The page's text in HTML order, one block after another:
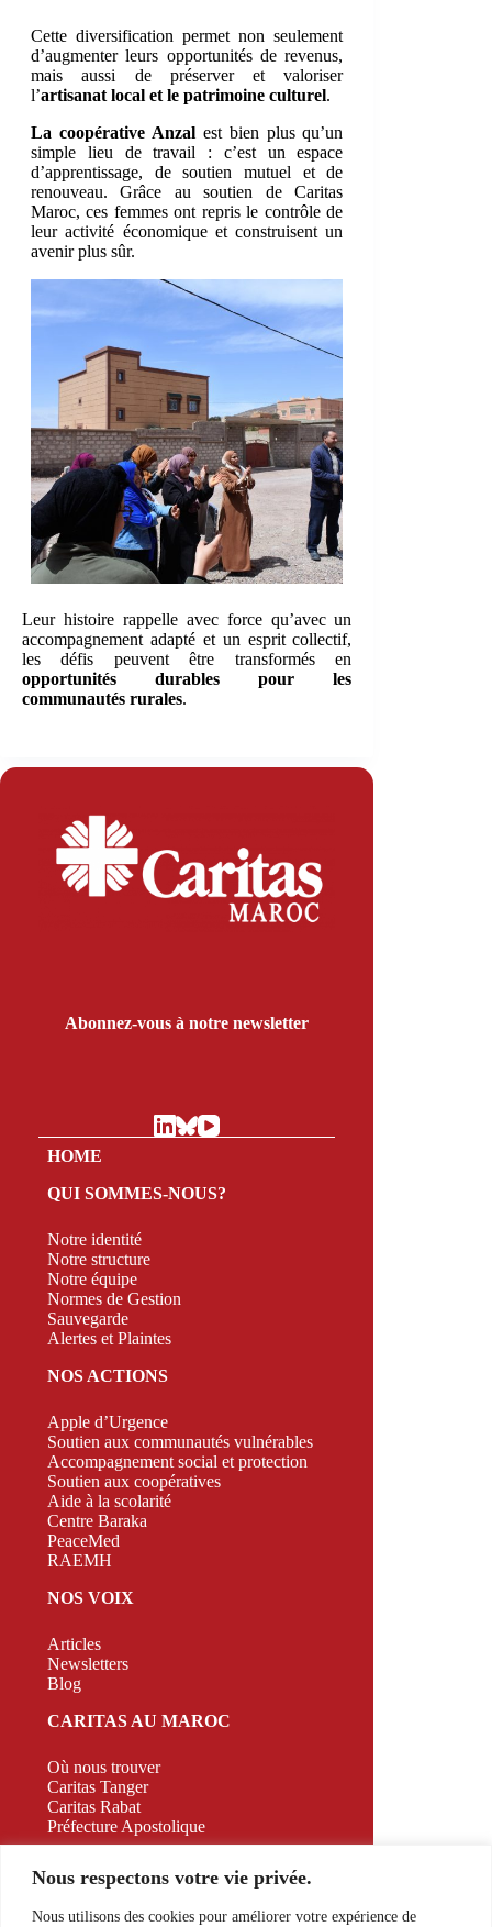
Nous respectons votre vie privée.
Nous utilisons des cookies pour améliorer votre expérience de
Cette diversification permet non seulement
d’augmenter leurs opportunités de revenus,
mais aussi de préserver et valoriser
l’artisanat local et le patrimoine culturel.
La coopérative Anzalest bien plus qu’un
simple lieu de travail : c’est un espace
d’apprentissage, de soutien mutuel et de
renouveau. Grâce au soutien de Caritas
Maroc, ces femmes ont repris le contrôle de
leur activité économique et construisent un
avenir plus sûr.
Leur histoire rappelle avec force qu’avec un
accompagnement adapté et un esprit collectif,
les défis peuvent être transformés en
opportunités durables pour les
communautés rurales.
Abonnez-vous à notre newsletter
HOME
QUI SOMMES-NOUS?
Notre identité
Notre structure
Notre équipe
Normes de Gestion
Sauvegarde
Alertes et Plaintes
NOS ACTIONS
Apple d’Urgence
Soutien aux communautés vulnérables
Accompagnement social et protection
Soutien aux coopératives
Aide à la scolarité
Centre Baraka
PeaceMed
RAEMH
NOS VOIX
Articles
Newsletters
Blog
CARITAS AU MAROC
Où nous trouver
Caritas Tanger
Caritas Rabat
Préfecture Apostolique